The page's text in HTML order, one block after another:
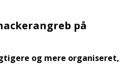
på
og mere organiseret,